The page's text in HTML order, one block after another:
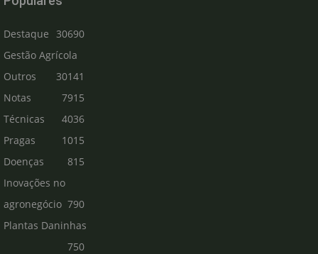
Destaque
30690
Gestão Agrícola
30141
Outros
7915
Notas
Técnicas
4036
Pragas
1015
Doenças
815
Inovações no
agronegócio 790
Plantas Daninhas
750